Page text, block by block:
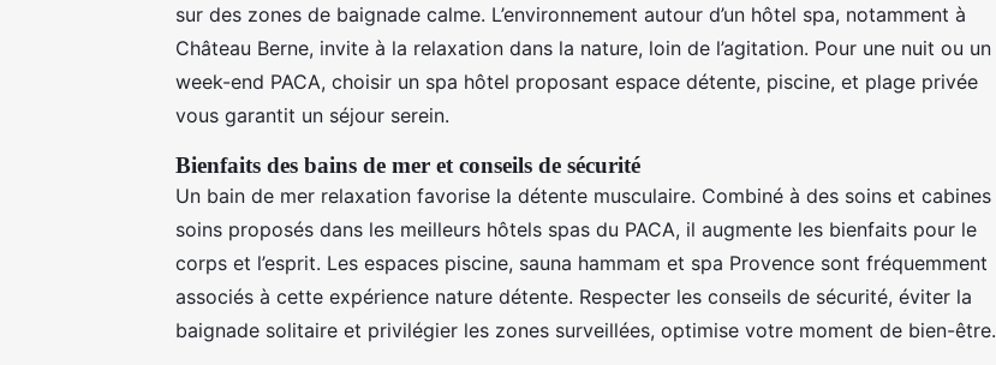
sur des zones de baignade calme. L’environnement autour d’un hôtel spa, notamment à
Château Berne, invite à la relaxation dans la nature, loin de l’agitation. Pour une nuit ou un
week-end PACA, choisir un spa hôtel proposant espace détente, piscine, et plage privée
vous garantit un séjour serein.
Bienfaits des bains de mer et conseils de sécurité
Un bain de mer relaxation favorise la détente musculaire. Combiné à des soins et cabines
soins proposés dans les meilleurs hôtels spas du PACA, il augmente les bienfaits pour le
corps et l’esprit. Les espaces piscine, sauna hammam et spa Provence sont fréquemment
associés à cette expérience nature détente. Respecter les conseils de sécurité, éviter la
baignade solitaire et privilégier les zones surveillées, optimise votre moment de bien-être.